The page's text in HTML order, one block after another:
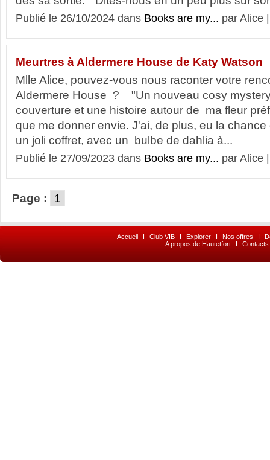
Publié le 26/10/2024 dans Books are my... par Alice
Meurtres à Aldermere House de Katy Watson
Mlle Alice, pouvez-vous nous raconter votre
Aldermere House ? "Un nouveau cosy
couverture et une histoire autour de ma fleur
que me donner envie. J'ai, de plus, eu la
un joli coffret, avec un bulbe de dahlia à...
Publié le 27/09/2023 dans Books are my... par Alice
Page : 1
Accueil I Club VIB I Explorer I Nos offres I
A propos de Hautetfort
I Contacts